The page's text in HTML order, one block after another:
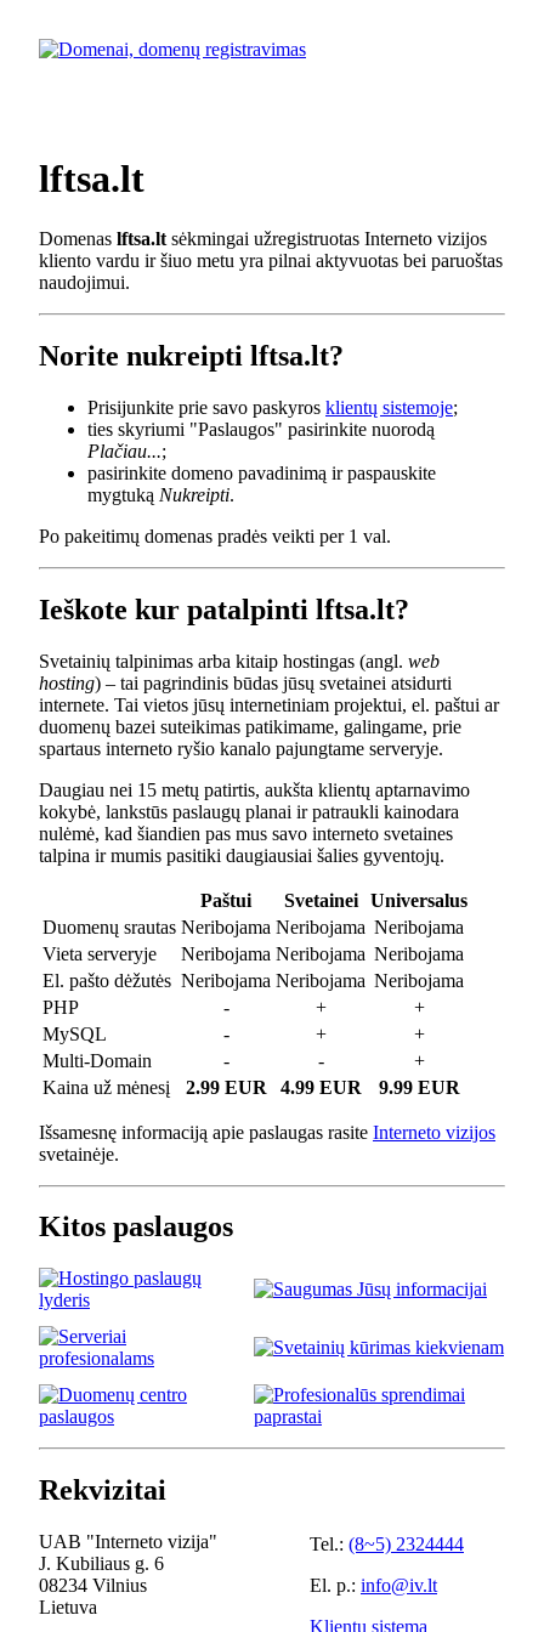
lftsa.lt
Domenas lftsa.lt sėkmingai užregistruotas Interneto vizijos
kliento vardu ir šiuo metu yra pilnai aktyvuotas bei paruoštas
naudojimui.
Norite nukreipti lftsa.lt?
Prisijunkite prie savo paskyros klientų sistemoje;
ties skyriumi "Paslaugos" pasirinkite nuorodą
Plačiau...;
pasirinkite domeno pavadinimą ir paspauskite
mygtuką Nukreipti.
Po pakeitimų domenas pradės veikti per 1 val.
Ieškote kur patalpinti lftsa.lt?
Svetainių talpinimas arba kitaip hostingas (angl. web
hosting) – tai pagrindinis būdas jūsų svetainei atsidurti
internete. Tai vietos jūsų internetiniam projektui, el. paštui ar
duomenų bazei suteikimas patikimame, galingame, prie
spartaus interneto ryšio kanalo pajungtame serveryje.
Daugiau nei 15 metų patirtis, aukšta klientų aptarnavimo
kokybė, lankstūs paslaugų planai ir patraukli kainodara
nulėmė, kad šiandien pas mus savo interneto svetaines
talpina ir mumis pasitiki daugiausiai šalies gyventojų.
Paštui Svetainei
Universalus
Duomenų srautas Neribojama Neribojama Neribojama
Vieta serveryje
Neribojama Neribojama Neribojama
El. pašto dėžutės Neribojama Neribojama Neribojama
PHP
- +
+
MySQL
- +
+
Multi-Domain
- -
+
Kaina už mėnesį
2.99 EUR 4.99 EUR 9.99 EUR
Išsamesnę informaciją apie paslaugas rasite Interneto vizijos
svetainėje.
Kitos paslaugos
Rekvizitai
UAB "Interneto vizija"
J. Kubiliaus g. 6
08234 Vilnius
Lietuva
Tel.: (8~5) 2324444
El. p.: info@iv.lt
Klientų sistema